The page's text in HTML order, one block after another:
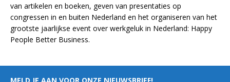
van artikelen en boeken, geven van presentaties op
congressen in en buiten Nederland en het organiseren van het
grootste jaarlijkse event over werkgeluk in Nederland: Happy
People Better Business.
MELD JE AAN VOOR ONZE NIEUWSBRIEF!